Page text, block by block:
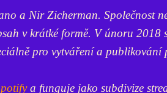
a Nir Zicherman. Společnost
v krátké formě. V únoru 2018
pro vytváření a publikování
a funguje jako subdivize